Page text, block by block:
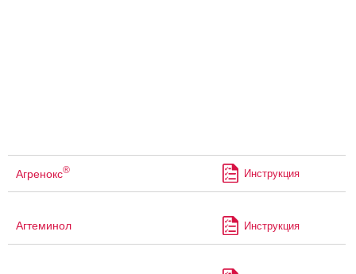
Агренокс® Инструкция
Агтеминол Инструкция